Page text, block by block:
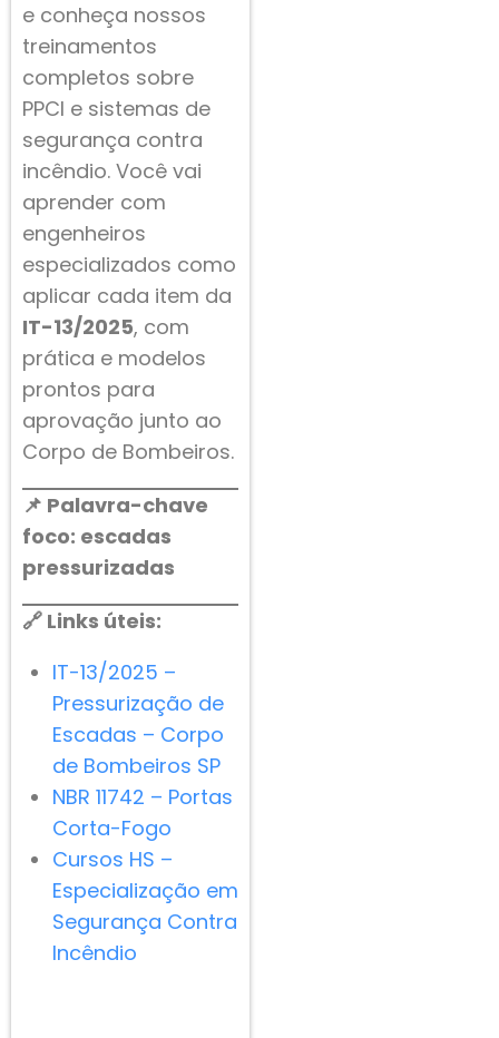
e conheça nossos
treinamentos
completos sobre
PPCI e sistemas de
segurança contra
incêndio. Você vai
aprender com
engenheiros
especializados como
aplicar cada item da
IT-13/2025, com
prática e modelos
prontos para
aprovação junto ao
Corpo de Bombeiros.
📌 Palavra-chave
foco: escadas
pressurizadas
🔗 Links úteis:
IT-13/2025 –
Pressurização de
Escadas – Corpo
de Bombeiros SP
NBR 11742 – Portas
Corta-Fogo
Cursos HS –
Especialização em
Segurança Contra
Incêndio